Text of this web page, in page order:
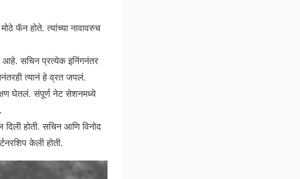
फॅन होते. त्यांच्या नावावरुच
आहे. सचिन प्रत्येक इनिंगनंतर
त्यानं हे व्रत जपलं.
घेतलं. संपूर्ण नेट सेशनमध्ये
होती. सचिन आणि विनोद
केली होती.